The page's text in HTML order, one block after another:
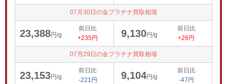
07月30日の金プラチナ買取相場
23,388円/g
前日比
+235円
9,130円/g
前日比
+26円
07月29日の金プラチナ買取相場
23,153円/g
前日比
-221円
9,104円/g
前日比
-47円